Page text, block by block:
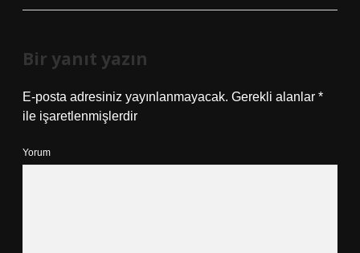
Bir yanıt yazın
E-posta adresiniz yayınlanmayacak. Gerekli alanlar *
ile işaretlenmişlerdir
Yorum